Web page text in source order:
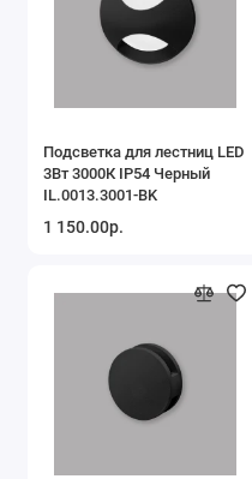
Подсветка для лестниц LED
3Вт 3000К IP54 Черный
IL.0013.3001-BK
1 150.00р.